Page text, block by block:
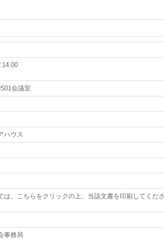
14:00
会議室
ハウス
、こちらをクリックの上、当該文書を印刷してくださ
事務局